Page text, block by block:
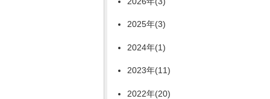
2025年(3)
2024年(1)
2023年(11)
2022年(20)